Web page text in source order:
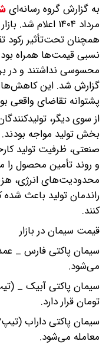
به گزارش گروه رسانه‌ای
مرداد ۱۴۰۴
همچنان تحت‌تأثیر رکود
نسبی قیمت‌ها همراه
محسوسی نداشتند و در
گزارش شد. این کاهش‌ها
پشتوانه تقاضای واقعی
از سوی دیگر،
بخش تولید مواجه
صنعتی، ظرفیت تولید
و روند تأمین محصول را
محدودیت‌های انرژی،
راندمان تولید باعث
کنند.
قیمت سیمان در بازار
می‌شود.
تومان قرار دارد.
معامله می‌شود.